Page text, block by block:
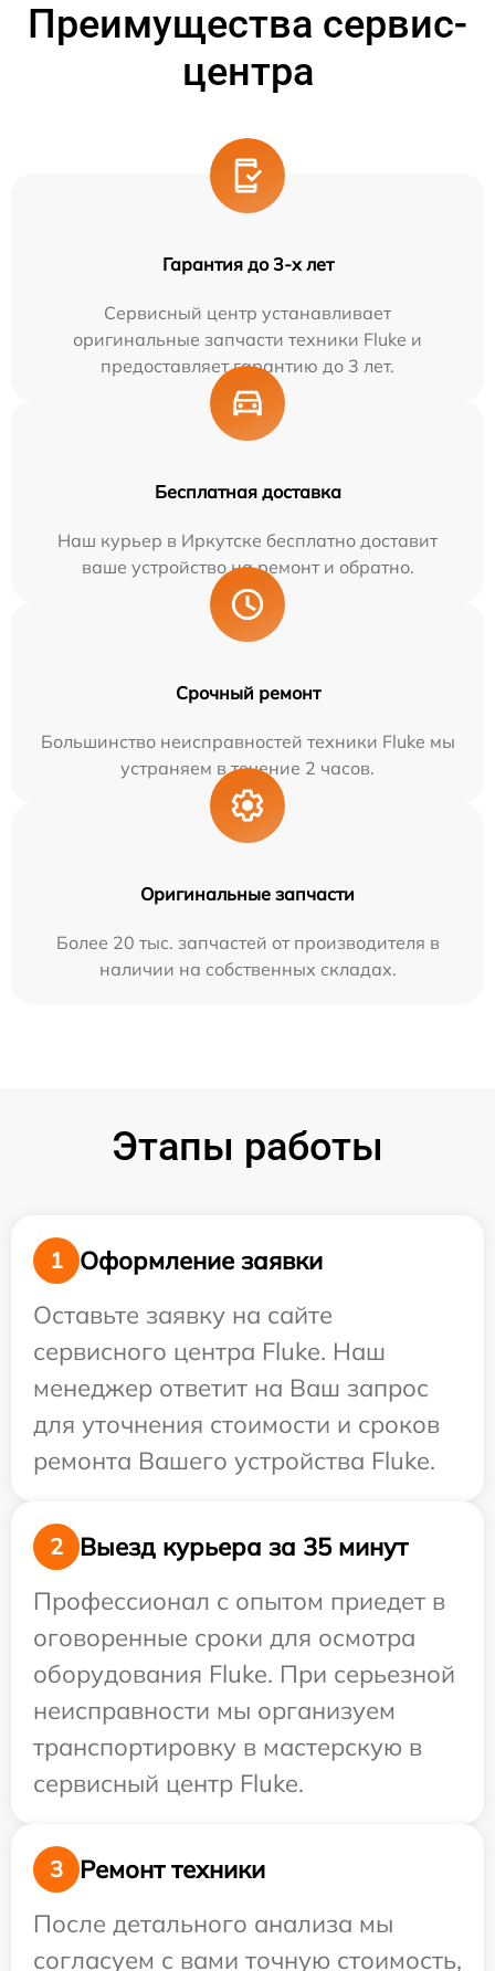
Преимущества сервис-
центра
Гарантия до 3-х лет
Сервисный центр устанавливает
оригинальные запчасти техники Fluke и
предоставляет гарантию до 3 лет.
Бесплатная доставка
Наш курьер в Иркутске бесплатно доставит
ваше устройство на ремонт и обратно.
Срочный ремонт
Большинство неисправностей техники Fluke мы
устраняем в течение 2 часов.
Оригинальные запчасти
Более 20 тыс. запчастей от производителя в
наличии на собственных складах.
Этапы работы
1
Оформление заявки
Оставьте заявку на сайте
сервисного центра Fluke. Наш
менеджер ответит на Ваш запрос
для уточнения стоимости и сроков
ремонта Вашего устройства Fluke.
2
Выезд курьера за 35 минут
Профессионал с опытом приедет в
оговоренные сроки для осмотра
оборудования Fluke. При серьезной
неисправности мы организуем
транспортировку в мастерскую в
сервисный центр Fluke.
3
Ремонт техники
После детального анализа мы
согласуем с вами точную стоимость,